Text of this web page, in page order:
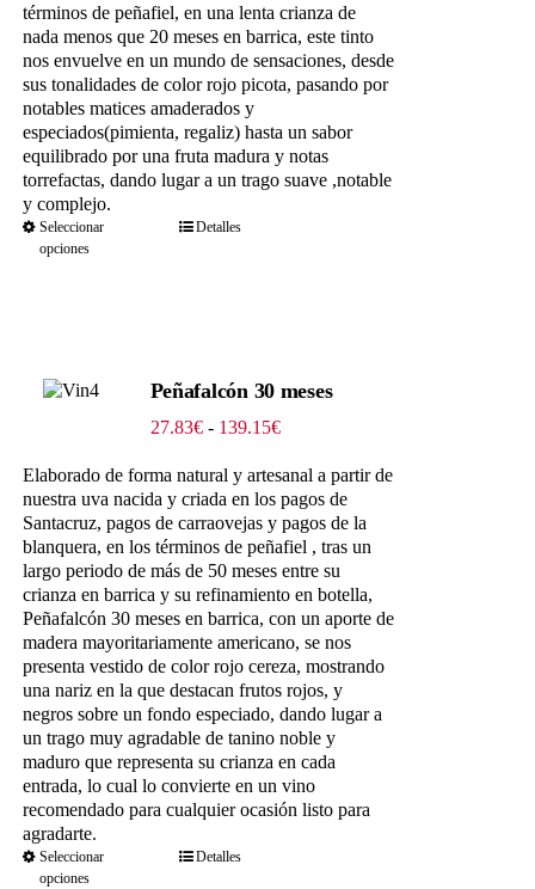
115.00€
términos de peñafiel, en una lenta crianza de
nada menos que 20 meses en barrica, este tinto
nos envuelve en un mundo de sensaciones, desde
sus tonalidades de color rojo picota, pasando por
notables matices amaderados y
especiados(pimienta, regaliz) hasta un sabor
equilibrado por una fruta madura y notas
torrefactas, dando lugar a un trago suave ,notable
y complejo.
Seleccionar
opciones
Detalles
Peñafalcón 30 meses
27.83€ - 139.15€Rango
precios:
desde
27.83€
hasta
139.15€
Elaborado de forma natural y artesanal a partir de
nuestra uva nacida y criada en los pagos de
Santacruz, pagos de carraovejas y pagos de la
blanquera, en los términos de peñafiel , tras un
largo periodo de más de 50 meses entre su
crianza en barrica y su refinamiento en botella,
Peñafalcón 30 meses en barrica, con un aporte de
madera mayoritariamente americano, se nos
presenta vestido de color rojo cereza, mostrando
una nariz en la que destacan frutos rojos, y
negros sobre un fondo especiado, dando lugar a
un trago muy agradable de tanino noble y
maduro que representa su crianza en cada
entrada, lo cual lo convierte en un vino
recomendado para cualquier ocasión listo para
agradarte.
Seleccionar
opciones
Detalles